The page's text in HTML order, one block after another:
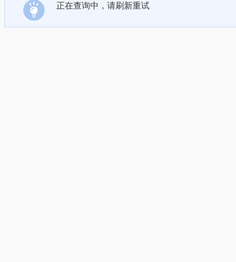
正在查询中，请刷新重试